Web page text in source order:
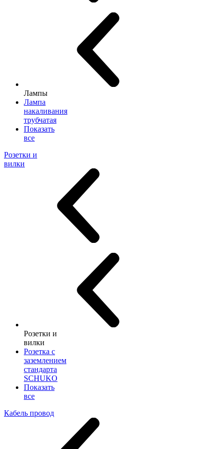
Лампы
Лампа
накаливания
трубчатая
Показать
все
Розетки и
вилки
Розетки и
вилки
Розетка с
заземлением
стандарта
SCHUKO
Показать
все
Кабель провод